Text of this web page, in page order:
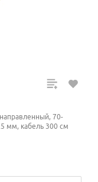
70-
мм, кабель 300 см